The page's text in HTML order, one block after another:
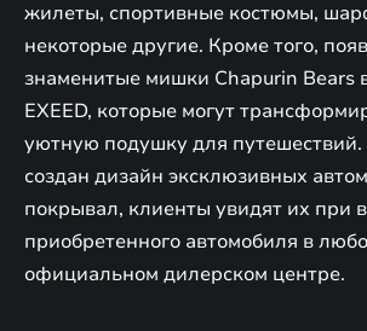
жилеты, спортивные костюмы,
некоторые другие. Кроме того,
знаменитые мишки Chapurin Bears
EXEED, которые могут
уютную подушку для
создан дизайн эксклюзивных
покрывал, клиенты увидят их при
приобретенного автомобиля в
официальном дилерском центре.